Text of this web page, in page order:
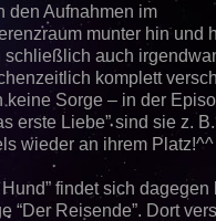
den Aufnahmen im
munter hin und
schließlich auch
komplett
keine Sorge – in der
erste Liebe” sind sie z.
wieder an ihrem Platz!^^
findet sich dagegen
“Der Reisende”. Dort